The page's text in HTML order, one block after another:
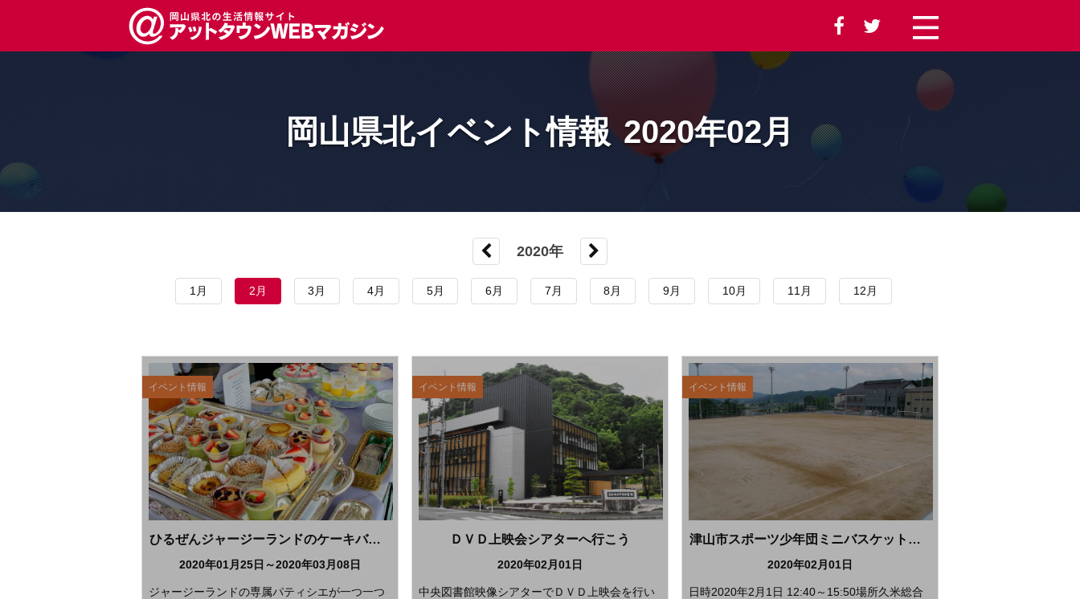
岡山県北イベント情報 2020年02月
2020年
1月 2月 3月 4月 5月 6月 7月 8月 9月 10月 11月 12月
イベント情報
ひるぜんジャージーランドのケーキバイキング
2020年01月25日～2020年03月08日
ジャージーランドの専属パティシエが一つ一つ
イベント情報
ＤＶＤ上映会シアターへ行こう
2020年02月01日
中央図書館映像シアターでＤＶＤ上映会を行い
イベント情報
津山市スポーツ少年団ミニバスケットボール交歓大会
2020年02月01日
日時2020年2月1日 12:40～15:50場所久米総合